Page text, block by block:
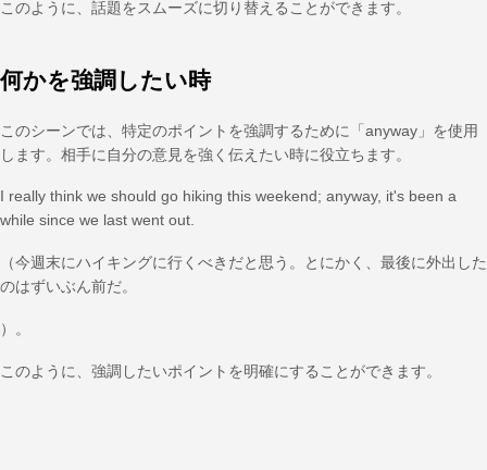
このように、話題をスムーズに切り替えることができます。
何かを強調したい時
このシーンでは、特定のポイントを強調するために「anyway」を使用
します。相手に自分の意見を強く伝えたい時に役立ちます。
I really think we should go hiking this weekend; anyway, it's been a
while since we last went out.
（今週末にハイキングに行くべきだと思う。とにかく、最後に外出した
のはずいぶん前だ。
）。
このように、強調したいポイントを明確にすることができます。